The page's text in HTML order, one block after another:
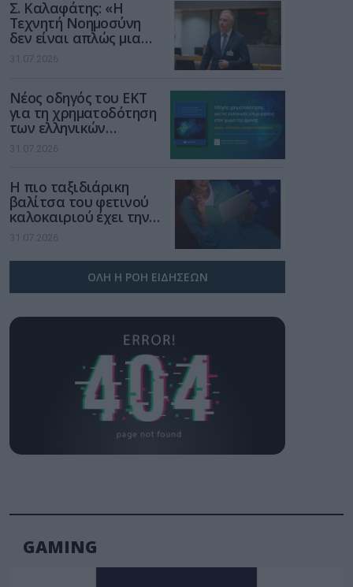
Σ. Καλαφάτης: «Η
Τεχνητή Νοημοσύνη
δεν είναι απλώς μια
νέα τεχνολογία, είναι
μια νέα βιομηχανική
31.07.2026
Νέος οδηγός του ΕΚΤ
για τη χρηματοδότηση
των ελληνικών
επιχειρήσεων στον
χώρο της άμυνας
31.07.2026
Η πιο ταξιδιάρικη
βαλίτσα του φετινού
καλοκαιριού έχει την
υπογραφή της Xiaomi
31.07.2026
ΟΛΗ Η ΡΟΗ ΕΙΔΗΣΕΩΝ
GAMING